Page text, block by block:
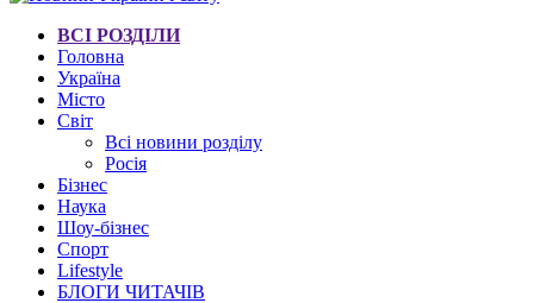
ВСІ РОЗДІЛИ
Головна
Україна
Місто
Світ
Всі новини розділу
Росія
Бізнес
Наука
Шоу-бізнес
Спорт
Lifestyle
БЛОГИ ЧИТАЧІВ